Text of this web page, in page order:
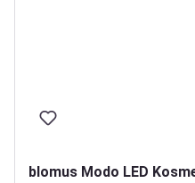
blomus Modo LED